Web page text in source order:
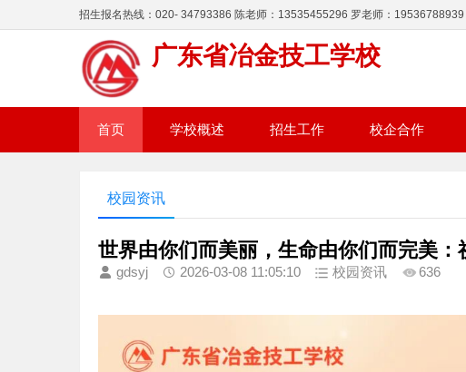
招生报名热线：020- 34793386 陈老师：13535455296 罗老师：19536788939
广东省冶金技工学校
首页 学校概述 招生工作 校企合作
校园资讯
世界由你们而美丽，生命由你们而完美：
gdsyj 2026-03-08 11:05:10 校园资讯 636